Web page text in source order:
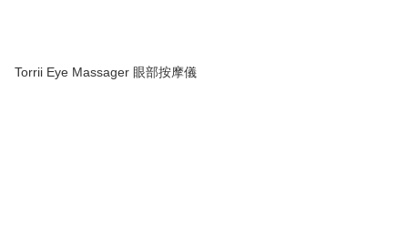
Torrii Eye Massager 眼部按摩儀